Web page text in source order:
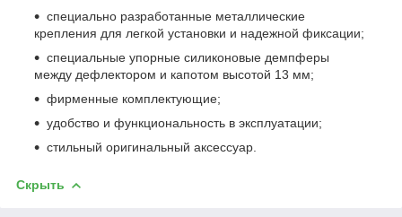
специально разработанные металлические
крепления для легкой установки и надежной фиксации;
специальные упорные силиконовые демпферы
между дефлектором и капотом высотой 13 мм;
фирменные комплектующие;
удобство и функциональность в эксплуатации;
стильный оригинальный аксессуар.
Скрыть